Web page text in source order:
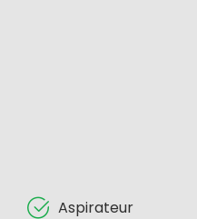
Aspirateur